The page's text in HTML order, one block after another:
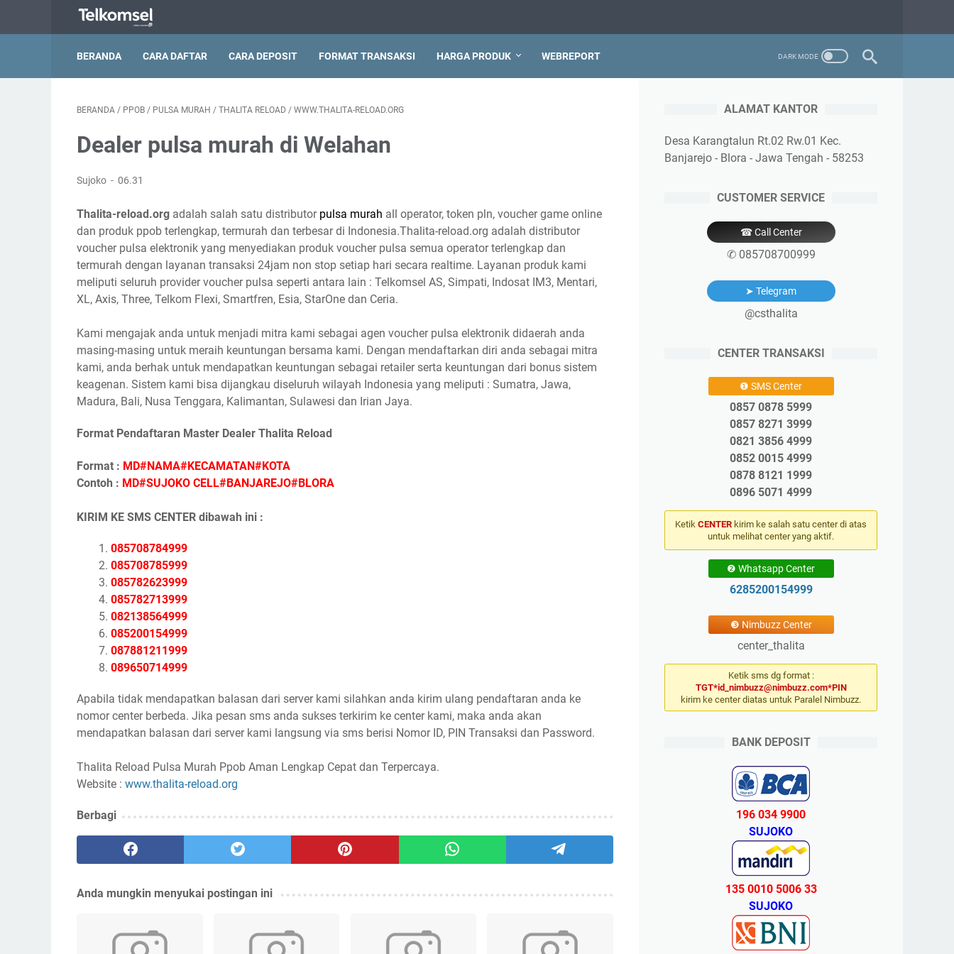
BERANDA CARA DAFTAR CARA DEPOSIT FORMAT TRANSAKSI HARGA PRODUK WEBREPORT
BERANDA / PPOB / PULSA MURAH / THALITA RELOAD / WWW.THALITA-RELOAD.ORG
Dealer pulsa murah di Welahan
Sujoko 06.31
Thalita-reload.org adalah salah satu distributor pulsa murah all operator, token pln, voucher game online
dan produk ppob terlengkap, termurah dan terbesar di Indonesia.Thalita-reload.org adalah distributor
voucher pulsa elektronik yang menyediakan produk voucher pulsa semua operator terlengkap dan
termurah dengan layanan transaksi 24jam non stop setiap hari secara realtime. Layanan produk kami
meliputi seluruh provider voucher pulsa seperti antara lain : Telkomsel AS, Simpati, Indosat IM3, Mentari,
XL, Axis, Three, Telkom Flexi, Smartfren, Esia, StarOne dan Ceria.
Kami mengajak anda untuk menjadi mitra kami sebagai agen voucher pulsa elektronik didaerah anda
masing-masing untuk meraih keuntungan bersama kami. Dengan mendaftarkan diri anda sebagai mitra
kami, anda berhak untuk mendapatkan keuntungan sebagai retailer serta keuntungan dari bonus sistem
keagenan. Sistem kami bisa dijangkau diseluruh wilayah Indonesia yang meliputi : Sumatra, Jawa,
Madura, Bali, Nusa Tenggara, Kalimantan, Sulawesi dan Irian Jaya.
Format Pendaftaran Master Dealer Thalita Reload
Format : MD#NAMA#KECAMATAN#KOTA
Contoh : MD#SUJOKO CELL#BANJAREJO#BLORA
KIRIM KE SMS CENTER dibawah ini :
085708784999
085708785999
085782623999
085782713999
082138564999
085200154999
087881211999
089650714999
Apabila tidak mendapatkan balasan dari server kami silahkan anda kirim ulang pendaftaran anda ke
nomor center berbeda. Jika pesan sms anda sukses terkirim ke center kami, maka anda akan
mendapatkan balasan dari server kami langsung via sms berisi Nomor ID, PIN Transaksi dan Password.
Thalita Reload Pulsa Murah Ppob Aman Lengkap Cepat dan Terpercaya.
Website : www.thalita-reload.org
Berbagi
Anda mungkin menyukai postingan ini
ALAMAT KANTOR
Desa Karangtalun Rt.02 Rw.01 Kec.
Banjarejo - Blora - Jawa Tengah - 58253
CUSTOMER SERVICE
☎ Call Center
✆ 085708700999
➤ Telegram
@csthalita
CENTER TRANSAKSI
❶ SMS Center
0857 0878 5999
0857 8271 3999
0821 3856 4999
0852 0015 4999
0878 8121 1999
0896 5071 4999
Ketik CENTER kirim ke salah satu center di atas
untuk melihat center yang aktif.
❷ Whatsapp Center
6285200154999
❸ Nimbuzz Center
center_thalita
Ketik sms dg format :
TGT*id_nimbuzz@nimbuzz.com*PIN
kirim ke center diatas untuk Paralel Nimbuzz.
BANK DEPOSIT
196 034 9900
SUJOKO
135 0010 5006 33
SUJOKO